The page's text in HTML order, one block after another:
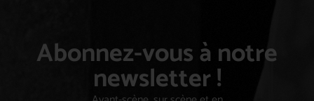
Abonnez-vous à notre
newsletter !